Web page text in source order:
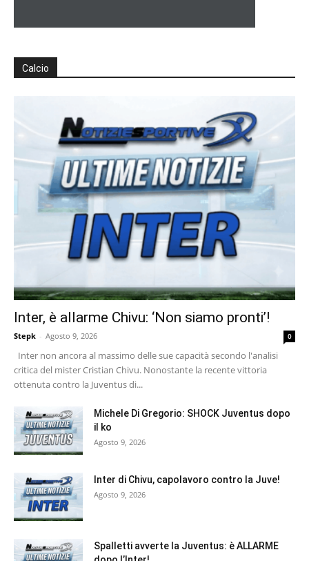
Calcio
Inter, è allarme Chivu: ‘Non siamo pronti’!
Stepk - Agosto 9, 2026 0
Inter non ancora al massimo delle sue capacità secondo l'analisi
critica del mister Cristian Chivu. Nonostante la recente vittoria
ottenuta contro la Juventus di...
Michele Di Gregorio: SHOCK Juventus dopo
il ko
Agosto 9, 2026
Inter di Chivu, capolavoro contro la Juve!
Agosto 9, 2026
Spalletti avverte la Juventus: è ALLARME